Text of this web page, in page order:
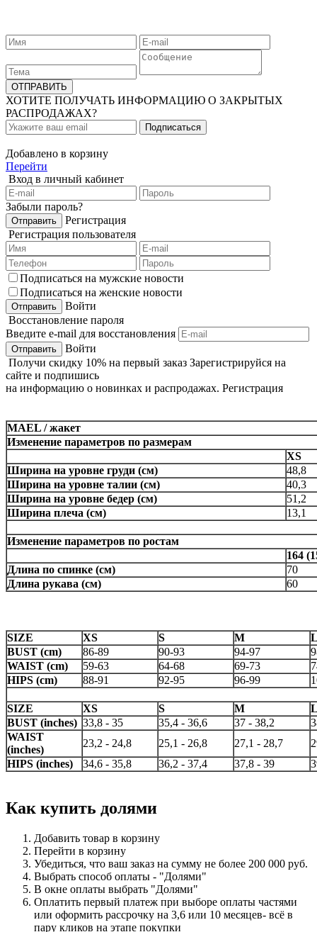
ХОТИТЕ ПОЛУЧАТЬ ИНФОРМАЦИЮ О ЗАКРЫТЫХ
РАСПРОДАЖАХ?
Добавлено в корзину
Перейти
Вход в личный кабинет
Забыли пароль?
Регистрация
Регистрация пользователя
Подписаться на мужские новости
Подписаться на женские новости
Войти
Восстановление пароля
Введите e-mail для восстановления
Войти
Получи скидку 10% на первый заказ Зарегистрируйся на
сайте и подпишись
на информацию о новинках и распродажах. Регистрация
MAEL / жакет
Изменение параметров по размерам
XS
Ширина на уровне груди (см)
48,8
Ширина на уровне талии (см)
40,3
Ширина на уровне бедер (см)
51,2
Ширина плеча (см)
13,1
Изменение параметров по ростам
164
Длина по спинке (см)
70
Длина рукава (см)
60
SIZE XS S M
BUST (cm)
86-89 90-93 94-97
WAIST (cm)
59-63 64-68 69-73
HIPS (cm)
88-91 92-95 96-99
SIZE XS S M
BUST (inches) 33,8 - 35 35,4 - 36,6 37 - 38,2
WAIST
(inches)
23,2 - 24,8 25,1 - 26,8 27,1 - 28,7
HIPS (inches)
34,6 - 35,8 36,2 - 37,4 37,8 - 39
Как купить долями
Добавить товар в корзину
Перейти в корзину
Убедиться, что ваш заказ на сумму не более 200 000 руб.
Выбрать способ оплаты - "Долями"
В окне оплаты выбрать "Долями"
Оплатить первый платеж при выборе оплаты частями
или оформить рассрочку на 3,6 или 10 месяцев- всё в
пару кликов на этапе покупки